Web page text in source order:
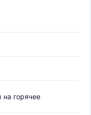
горячее